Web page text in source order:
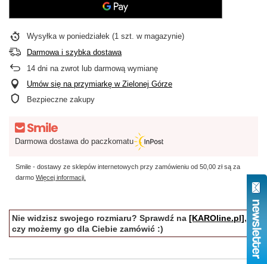
Wysyłka w poniedziałek (1 szt. w magazynie)
Darmowa i szybka dostawa
14 dni na zwrot lub darmową wymianę
Umów się na przymiarkę w Zielonej Górze
Bezpieczne zakupy
Darmowa dostawa do paczkomatu
Smile - dostawy ze sklepów internetowych przy zamówieniu od 50,00 złsą za
darmo Więcej informacji.
Nie widzisz swojego rozmiaru? Sprawdź na [KAROline.pl],
czy możemy go dla Ciebie zamówić :)